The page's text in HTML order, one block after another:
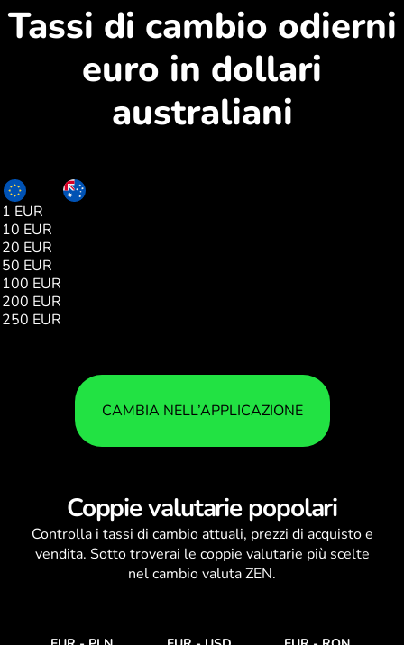
Tassi di cambio odierni
euro in dollari
australiani
1 EUR
10 EUR
20 EUR
50 EUR
100 EUR
200 EUR
250 EUR
CAMBIA NELL’APPLICAZIONE
Coppie valutarie popolari
Controlla i tassi di cambioattuali, prezzi di acquisto e
vendita. Sotto troverai le coppie valutarie più scelte
nel cambio valuta ZEN.